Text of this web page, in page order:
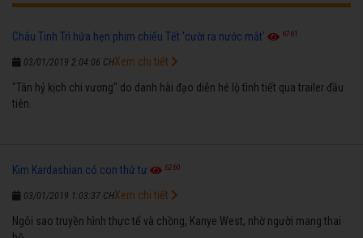
Châu Tinh Trì hứa hẹn phim chiếu Tết 'cười ra nước mắt' 6761
03/01/2019 2:04:06 CH
"Tân hỷ kịch chi vương" do danh hài đạo diễn hé lộ tình tiết qua trailer đầu
tiên.
Xem chi tiết
Kim Kardashian có con thứ tư 6260
03/01/2019 1:03:37 CH
Ngôi sao truyền hình thực tế và chồng, Kanye West, nhờ người mang thai
Xem chi tiết